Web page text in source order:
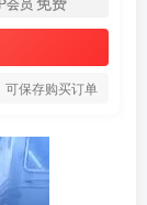
可保存购买订单